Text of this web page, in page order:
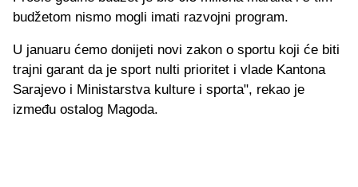
budžetom nismo mogli imati razvojni program.
U januaru ćemo donijeti novi zakon o sportu koji će biti
trajni garant da je sport nulti prioritet i vlade Kantona
Sarajevo i Ministarstva kulture i sporta", rekao je
između ostalog Magoda.